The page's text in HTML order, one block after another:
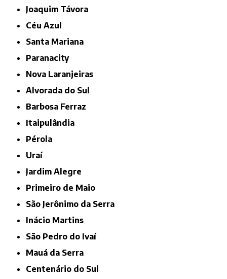
Joaquim Távora
Céu Azul
Santa Mariana
Paranacity
Nova Laranjeiras
Alvorada do Sul
Barbosa Ferraz
Itaipulândia
Pérola
Uraí
Jardim Alegre
Primeiro de Maio
São Jerônimo da Serra
Inácio Martins
São Pedro do Ivaí
Mauá da Serra
Centenário do Sul